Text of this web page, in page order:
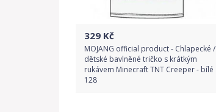
329 Kč
MOJANG official product - Chlapecké /
dětské bavlněné tričko s krátkým
rukávem Minecraft TNT Creeper - bílé
128